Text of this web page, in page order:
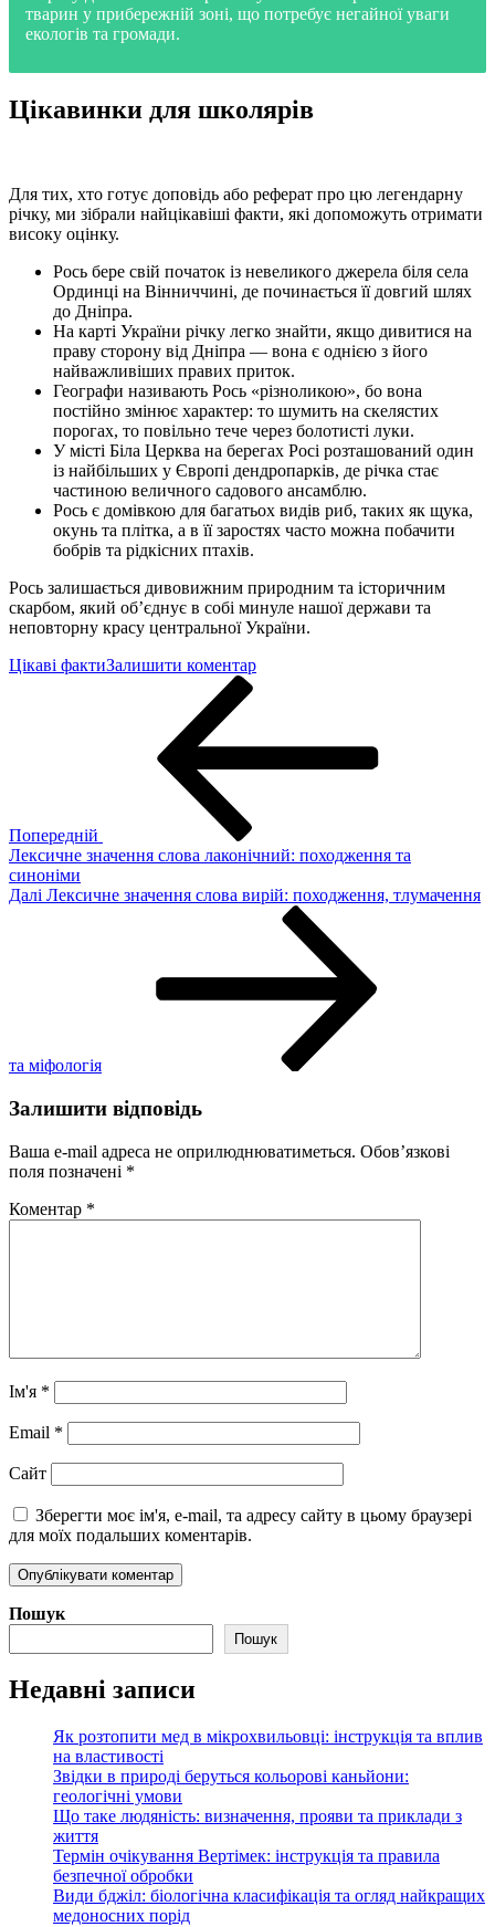
тварин у прибережній зоні, що потребує негайної уваги
екологів та громади.
Цікавинки для школярів
Для тих, хто готує доповідь або реферат про цю легендарну
річку, ми зібрали найцікавіші факти, які допоможуть отримати
високу оцінку.
Рось бере свій початок із невеликого джерела біля села
Ординці на Вінниччині, де починається її довгий шлях
до Дніпра.
На карті України річку легко знайти, якщо дивитися на
праву сторону від Дніпра — вона є однією з його
найважливіших правих приток.
Географи називають Рось «різноликою», бо вона
постійно змінює характер: то шумить на скелястих
порогах, то повільно тече через болотисті луки.
У місті Біла Церква на берегах Росі розташований один
із найбільших у Європі дендропарків, де річка стає
частиною величного садового ансамблю.
Рось є домівкою для багатьох видів риб, таких як щука,
окунь та плітка, а в її заростях часто можна побачити
бобрів та рідкісних птахів.
Рось залишається дивовижним природним та історичним
скарбом, який об’єднує в собі минуле нашої держави та
неповторну красу центральної України.
Цікаві фактиЗалишити коментардо
про
до
рекордів
Попередній
Лексичне значення слова лаконічний: походження та
синоніми
Наступний
Далі Лексичне значення слова вирій: походження, тлумачення
та міфологія
Залишити відповідь
Ваша e-mail адреса не оприлюднюватиметься. Обов’язкові
поля позначені *
Коментар *
Ім'я *
Email *
Сайт
Зберегти моє ім'я, e-mail, та адресу сайту в цьому браузері
для моїх подальших коментарів.
Пошук
Пошук
Недавні записи
Як розтопити мед в мікрохвильовці: інструкція та вплив
на властивості
Звідки в природі беруться кольорові каньйони:
геологічні умови
Що таке людяність: визначення, прояви та приклади з
життя
Термін очікування Вертімек: інструкція та правила
безпечної обробки
Види бджіл: біологічна класифікація та огляд найкращих
медоносних порід